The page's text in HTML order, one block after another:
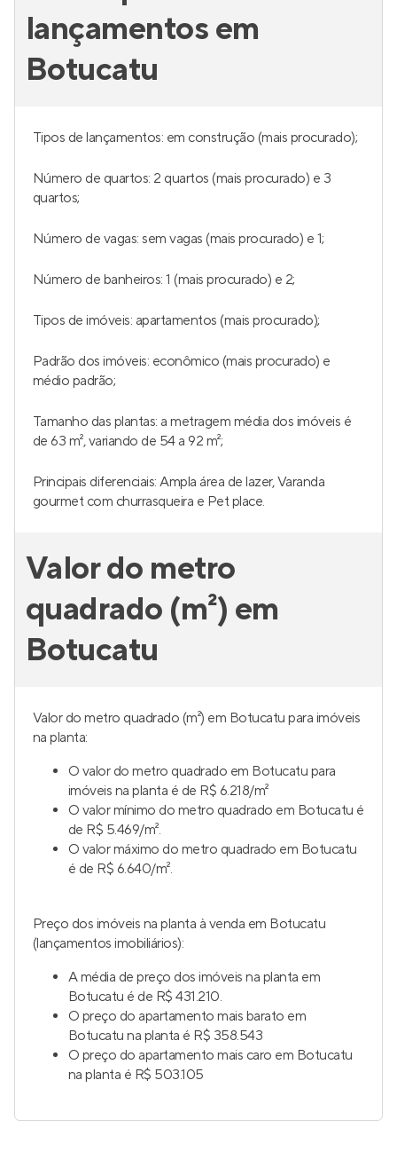
lançamentos em
Botucatu
Tipos de lançamentos: em construção (mais procurado);
Número de quartos: 2 quartos (mais procurado) e 3
quartos;
Número de vagas: sem vagas (mais procurado) e 1;
Número de banheiros: 1 (mais procurado) e 2;
Tipos de imóveis: apartamentos (mais procurado);
Padrão dos imóveis: econômico (mais procurado) e
médio padrão;
Tamanho das plantas: a metragem média dos imóveis é
de 63 m², variando de 54 a 92 m²;
Principais diferenciais: Ampla área de lazer, Varanda
gourmet com churrasqueira e Pet place.
Valor do metro
quadrado (m²) em
Botucatu
Valor do metro quadrado (m²) em Botucatu para imóveis
na planta:
O valor do metro quadrado em Botucatu para
imóveis na planta é de R$ 6.218/m²
O valor mínimo do metro quadrado em Botucatu é
de R$ 5.469/m².
O valor máximo do metro quadrado em Botucatu
é de R$ 6.640/m².
Preço dos imóveis na planta à venda em Botucatu
(lançamentos imobiliários):
A média de preço dos imóveis na planta em
Botucatu é de R$ 431.210.
O preço do apartamento mais barato em
Botucatu na planta é R$ 358.543
O preço do apartamento mais caro em Botucatu
na planta é R$ 503.105